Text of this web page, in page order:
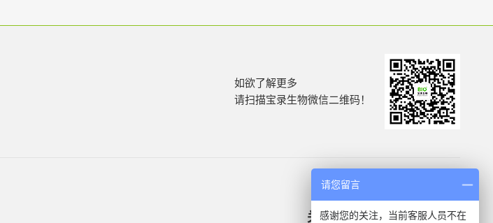
如欲了解更多
请扫描宝录生物微信二维码！
关于我们 产品信息
请您留言
感谢您的关注，当前客服人员不在